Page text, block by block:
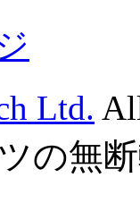
Ltd.
の無